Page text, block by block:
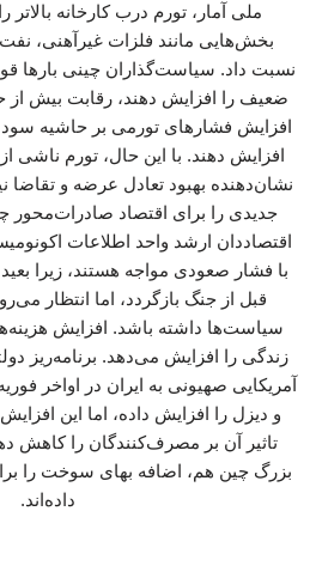
ملی آمار، تورم درب کارخانه بالاتر
بخش‌هایی مانند فلزات غیرآهنی،
نسبت داد. سیاست‌گذاران چینی بارها
ضعیف را افزایش دهند، رقابت بیش از حد
افزایش فشارهای تورمی بر حاشیه سود
افزایش دهند. با این حال، تورم
نشان‌دهنده بهبود تعادل عرضه و
جدیدی را برای اقتصاد صادرات‌محور
اقتصاددان ارشد واحد اطلاعات
با فشار صعودی مواجه هستند، زیرا
قبل از جنگ بازگردد، اما انتظار
سیاست‌ها داشته باشد. افزایش
زندگی را افزایش می‌دهد. برنامه‌ریز
آمریکایی صهیونی به ایران در اواخر
و دیزل را افزایش داده، اما این
تاثیر آن بر مصرف‌کنندگان را کاهش
بزرگ چین هم، اضافه بهای سوخت را
داده‌اند.